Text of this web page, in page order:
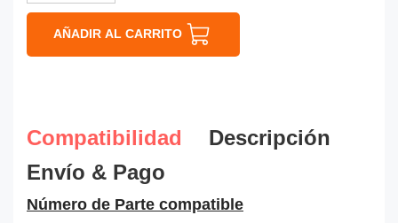
AÑADIR AL CARRITO
Compatibilidad
Descripción
Envío & Pago
Número de Parte compatible